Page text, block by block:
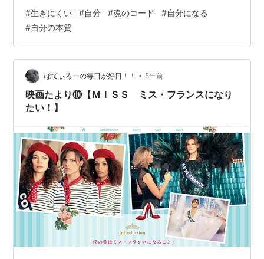
重している難病患者、こういう考え方が身についてしま
ったなぁ… それにしても、徒歩に比べ移動距離が長いの
で知らなかった道や場所など、ちょっとした発見があっ
て嬉しくなってます それから自動車は駄目だけど徒歩、
自転車はOKな小道が意外なところにあってこれも嬉しい
小学生の低学年の頃は真直ぐ家に帰らず…
#生きにくい #自分 #魂のコード #自分になる
#自分の本質
ぽてぃろーの毎日が好日！！ • 5年前
映画たより⑩【ＭＩＳＳ ミス・フランスになり
たい！】